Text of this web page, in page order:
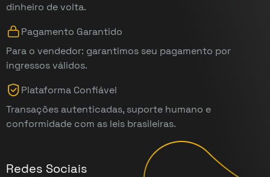
dinheiro de volta.
Pagamento Garantido
Para o vendedor: garantimos seu pagamento por
ingressos válidos.
Plataforma Confiável
Transações autenticadas, suporte humano e
conformidade com as leis brasileiras.
Redes Sociais